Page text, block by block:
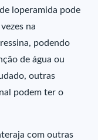
loperamida pode
na
podendo
de água ou
outras
podem ter o
com outras